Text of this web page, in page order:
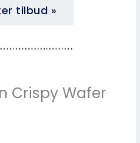
tilbud »
Crispy Wafer